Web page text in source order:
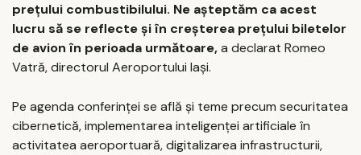
preţului combustibilului. Ne aşteptăm ca acest
lucru să se reflecte şi în creşterea preţului biletelor
de avion în perioada următoare,a declarat Romeo
Vatră, directorul Aeroportului Iaşi.
Pe agenda conferinţei se află şi teme precum securitatea
cibernetică, implementarea inteligenţei artificiale în
activitatea aeroportuară, digitalizarea infrastructurii,